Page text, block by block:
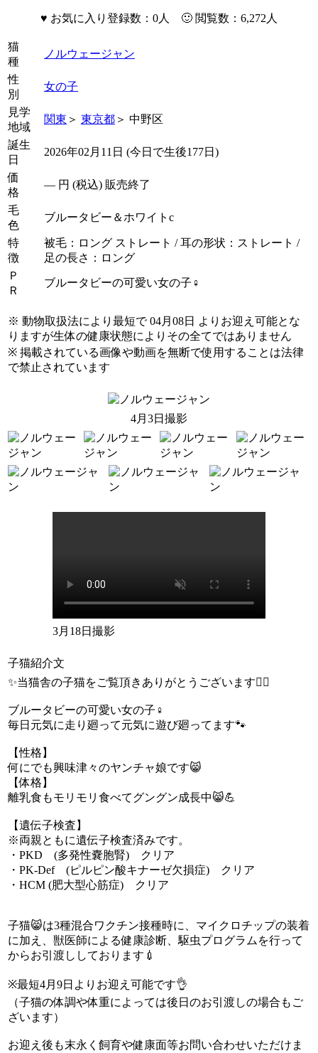
♥ お気に入り登録数：0人 🙂 閲覧数：6,272人
猫
種
ノルウェージャン
性
別
女の子
見学
地域
関東 ＞ 東京都 ＞ 中野区
誕生
日
2026年02月11日 (今日で生後177日)
価
格
― 円 (税込) 販売終了
毛
色
ブルータビー＆ホワイトc
特
徴
被毛：ロング ストレート / 耳の形状：ストレート /
足の長さ：ロング
Ｐ
Ｒ
ブルータビーの可愛い女の子♀
※ 動物取扱法により最短で 04月08日 よりお迎え可能とな
りますが生体の健康状態によりその全てではありません
※ 掲載されている画像や動画を無断で使用することは法律
で禁止されています
4月3日撮影
3月18日撮影
子猫紹介文
✨当猫舎の子猫をご覧頂きありがとうございます🙇‍♂️
ブルータビーの可愛い女の子♀
毎日元気に走り廻って元気に遊び廻ってます🐾
【性格】
何にでも興味津々のヤンチャ娘です😸
【体格】
離乳食もモリモリ食べてグングン成長中😸💪
【遺伝子検査】
※両親ともに遺伝子検査済みです。
・PKD (多発性嚢胞腎) クリア
・PK-Def (ピルピン酸キナーゼ欠損症) クリア
・HCM (肥大型心筋症) クリア
子猫😸は3種混合ワクチン接種時に、マイクロチップの装着
に加え、獣医師による健康診断、駆虫プログラムを行って
からお引渡ししております💉
※最短4月9日よりお迎え可能です👌
（子猫の体調や体重によっては後日のお引渡しの場合もご
ざいます）
お迎え後も末永く飼育や健康面等お問い合わせいただけま